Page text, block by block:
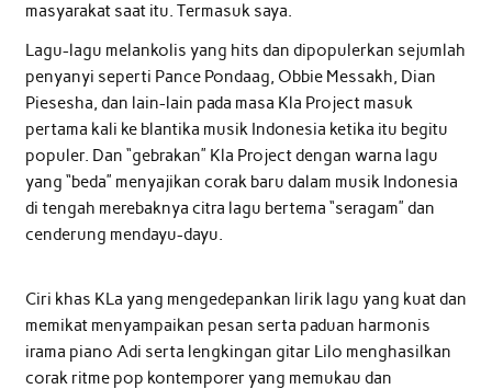
masyarakat saat itu. Termasuk saya.
Lagu-lagu melankolis yang hits dan dipopulerkan sejumlah
penyanyi seperti Pance Pondaag, Obbie Messakh, Dian
Piesesha, dan lain-lain pada masa Kla Project masuk
pertama kali ke blantika musik Indonesia ketika itu begitu
populer. Dan “gebrakan” Kla Project dengan warna lagu
yang “beda” menyajikan corak baru dalam musik Indonesia
di tengah merebaknya citra lagu bertema “seragam” dan
cenderung mendayu-dayu.
Ciri khas KLa yang mengedepankan lirik lagu yang kuat dan
memikat menyampaikan pesan serta paduan harmonis
irama piano Adi serta lengkingan gitar Lilo menghasilkan
corak ritme pop kontemporer yang memukau dan